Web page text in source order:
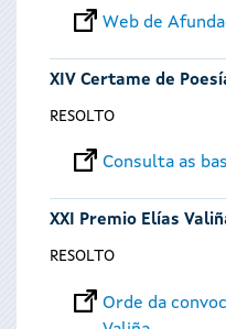
Web de
XIV Certame de
RESOLTO
Consulta as
XXI Premio Elías
RESOLTO
Orde da